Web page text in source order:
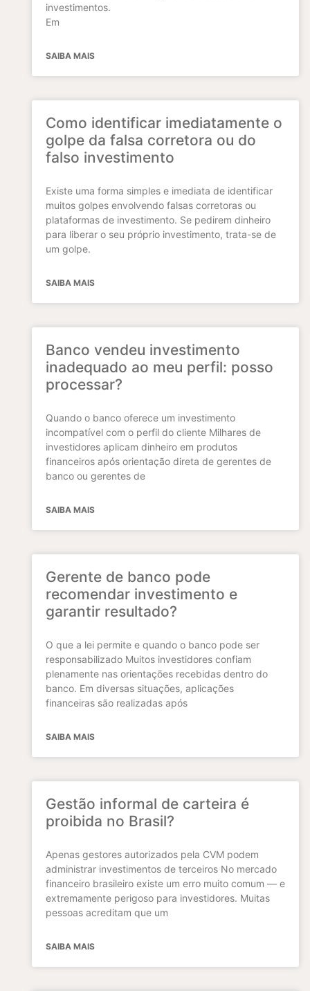
investimentos.
Em
SAIBA MAIS
Como identificar imediatamente o
golpe da falsa corretora ou do
falso investimento
Existe uma forma simples e imediata de identificar
muitos golpes envolvendo falsas corretoras ou
plataformas de investimento. Se pedirem dinheiro
para liberar o seu próprio investimento, trata-se de
um golpe.
SAIBA MAIS
Banco vendeu investimento
inadequado ao meu perfil: posso
processar?
Quando o banco oferece um investimento
incompatível com o perfil do cliente Milhares de
investidores aplicam dinheiro em produtos
financeiros após orientação direta de gerentes de
banco ou gerentes de
SAIBA MAIS
Gerente de banco pode
recomendar investimento e
garantir resultado?
O que a lei permite e quando o banco pode ser
responsabilizado Muitos investidores confiam
plenamente nas orientações recebidas dentro do
banco. Em diversas situações, aplicações
financeiras são realizadas após
SAIBA MAIS
Gestão informal de carteira é
proibida no Brasil?
Apenas gestores autorizados pela CVM podem
administrar investimentos de terceiros No mercado
financeiro brasileiro existe um erro muito comum — e
extremamente perigoso para investidores. Muitas
pessoas acreditam que um
SAIBA MAIS